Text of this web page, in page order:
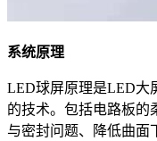
系统原理
LED球屏原理是LED大
的技术。包括电路板的
与密封问题、降低曲面